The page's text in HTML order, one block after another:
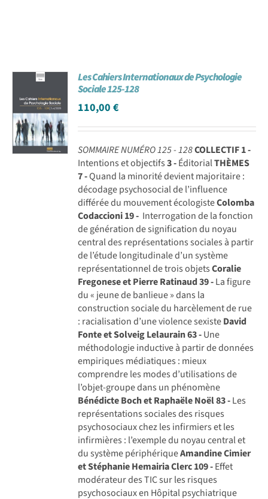
Les Cahiers Internationaux de Psychologie
Sociale 125-128
110,00€
SOMMAIRE NUMÉRO 125 - 128COLLECTIF1 -
Intentions et objectifs3 -ÉditorialTHÈMES
7 -Quand la minorité devient majoritaire :
décodage psychosocial de l’influence
différée du mouvement écologisteColomba
Codaccioni19 - Interrogation de la fonction
de génération de signification du noyau
central des représentations sociales à partir
de l’étude longitudinale d’un système
représentationnel de trois objetsCoralie
Fregonese et Pierre Ratinaud39 -La figure
du « jeune de banlieue » dans la
construction sociale du harcèlement de rue
: racialisation d’une violence sexisteDavid
Fonte et Solveig Lelaurain63 -Une
méthodologie inductive à partir de données
empiriques médiatiques : mieux
comprendre les modes d’utilisations de
l’objet-groupe dans un phénomène
Bénédicte Boch et Raphaële Noël83 -Les
représentations sociales des risques
psychosociaux chez les infirmiers et les
infirmières : l’exemple du noyau central et
du système périphériqueAmandine Cimier
et Stéphanie Hemairia Clerc109 -Effet
modérateur des TIC sur les risques
psychosociaux en Hôpital psychiatrique